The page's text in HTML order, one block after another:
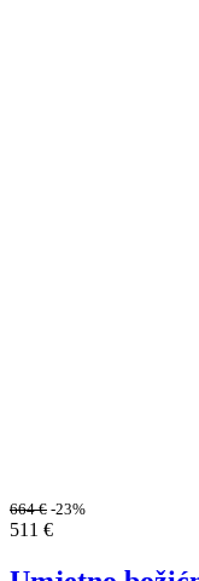
664€ -23%
511 €